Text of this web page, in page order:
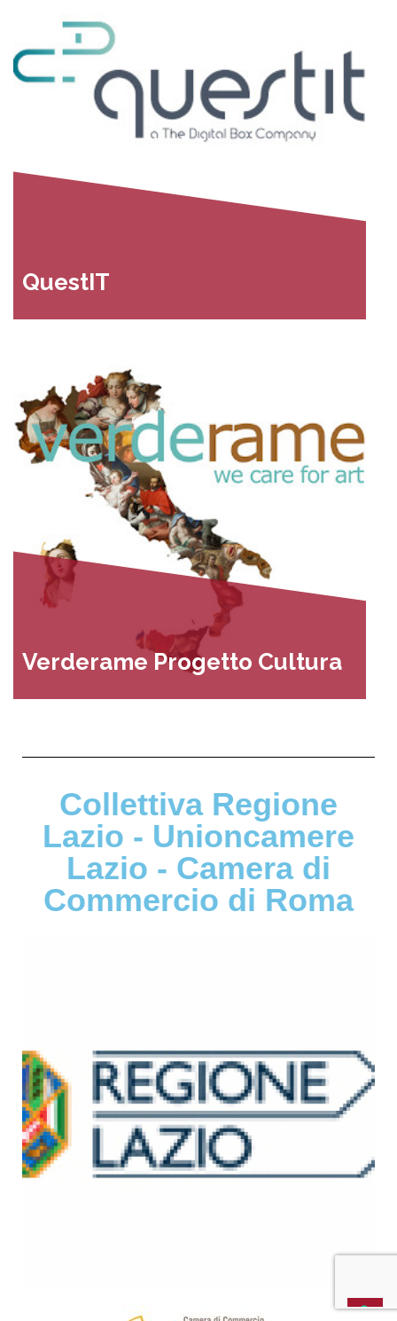
QuestIT
Verderame Progetto Cultura
Collettiva Regione
Lazio - Unioncamere
Lazio - Camera di
Commercio di Roma